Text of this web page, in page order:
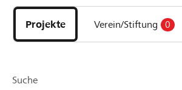
Projekte
und
Organisationen
Projekte Verein/Stiftung 0
Suche